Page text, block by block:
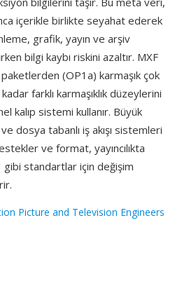
içerikle birlikte seyahat ederek
grafik, yayın ve arşiv
bilgi kaybı riskini azaltır. MXF
(OP1a) karmaşık çok
farklı karmaşıklık düzeylerini
kalıp sistemi kullanır. Büyük
dosya tabanlı iş akışı sistemleri
ve format, yayıncılıkta
gibi standartlar için değişim
Picture and Television Engineers